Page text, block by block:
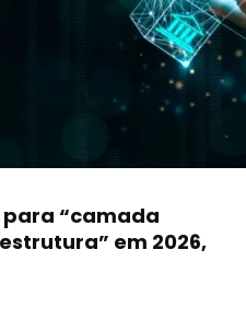
“camada
em 2026,